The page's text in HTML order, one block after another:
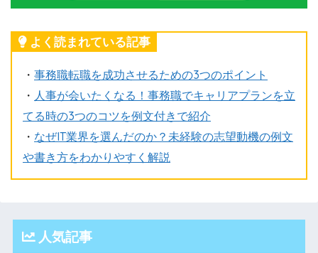
よく読まれている記事
・ 事務職転職を成功させるための3つのポイント
・ 人事が会いたくなる！事務職でキャリアプランを立
てる時の3つのコツを例文付きで紹介
・ なぜIT業界を選んだのか？未経験の志望動機の例文
や書き方をわかりやすく解説
人気記事